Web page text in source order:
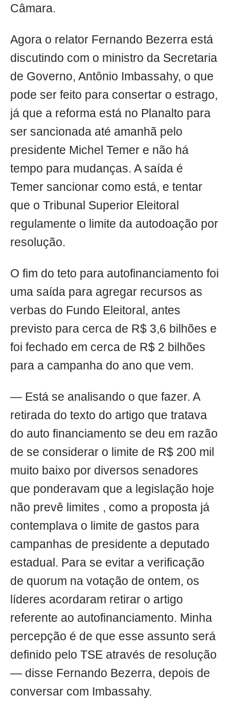
Câmara.
Agora o relator Fernando Bezerra está
discutindo com o ministro da Secretaria
de Governo, Antônio Imbassahy, o que
pode ser feito para consertar o estrago,
já que a reforma está no Planalto para
ser sancionada até amanhã pelo
presidente Michel Temer e não há
tempo para mudanças. A saída é
Temer sancionar como está, e tentar
que o Tribunal Superior Eleitoral
regulamente o limite da autodoação por
resolução.
O fim do teto para autofinanciamento foi
uma saída para agregar recursos as
verbas do Fundo Eleitoral, antes
previsto para cerca de R$ 3,6 bilhões e
foi fechado em cerca de R$ 2 bilhões
para a campanha do ano que vem.
— Está se analisando o que fazer. A
retirada do texto do artigo que tratava
do auto financiamento se deu em razão
de se considerar o limite de R$ 200 mil
muito baixo por diversos senadores
que ponderavam que a legislação hoje
não prevê limites , como a proposta já
contemplava o limite de gastos para
campanhas de presidente a deputado
estadual. Para se evitar a verificação
de quorum na votação de ontem, os
líderes acordaram retirar o artigo
referente ao autofinanciamento. Minha
percepção é de que esse assunto será
definido pelo TSE através de resolução
— disse Fernando Bezerra, depois de
conversar com Imbassahy.